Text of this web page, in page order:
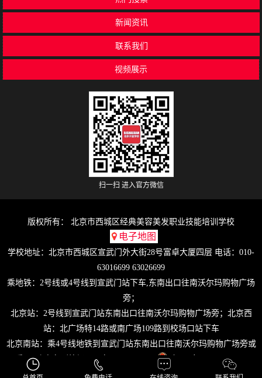
新闻资讯
联系我们
视频展示
扫一扫 进入官方微信
版权所有： 北京市西城区经典美容美发职业技能培训学校
电子地图
学校地址：北京市西城区宣武门外大街28号富卓大厦四层 电话：010-
63016699 63026699
乘地铁：2号线或4号线到宣武门站下车,东南出口往南沃尔玛购物广场
旁；
北京站：2号线到宣武门站东南出口往南沃尔玛购物广场旁；北京西
站：北广场特14路或南广场109路到校场口站下车
北京南站：乘4号线地铁到宣武门站东南出口往南沃尔玛购物广场旁或
乘102路电车到校场口下车即是。
京ICP备09017211号-5